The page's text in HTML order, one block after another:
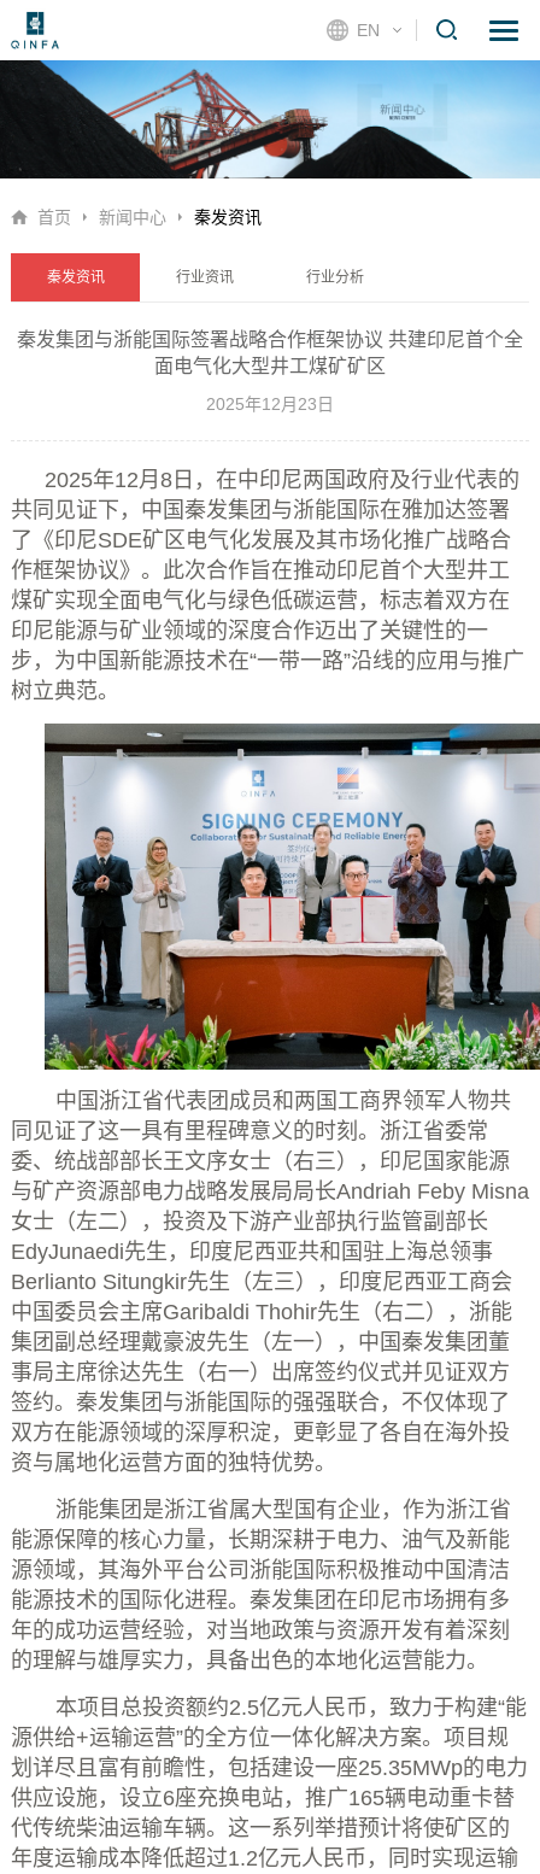
EN
首页 新闻中心 秦发资讯
秦发资讯 行业资讯 行业分析
秦发集团与浙能国际签署战略合作框架协议 共建印尼首个全
面电气化大型井工煤矿矿区
2025年12月23日
2025年12月 8日，在中印尼两国政府及行业代表的
共同见证下，中国秦发集团与浙能国际在雅加达签署
了《印尼SDE矿区电气化发展及其市场化推广战略合
作框架协议》。此次合作旨在推动印尼首个大型井工
煤矿实现全面电气化与绿色低碳运营，标志着双方在
印尼能源与矿业领域的深度合作迈出了关键性的一
步，为中国新能源技术在“一带一路”沿线的应用与推广
树立典范。
中国浙江省代表团成员和两国工商界领军人物共
同见证了这一具有里程碑意义的时刻。浙江省委常
委、统战部部长王文序女士（右三），印尼国家能源
与矿产资源部电力战略发展局局长Andriah Feby Misna
女士（左二），投资及下游产业部执行监管副部长
EdyJunaedi先生，印度尼西亚共和国驻上海总领事
Berlianto Situngkir先生（左三），印度尼西亚工商会
中国委员会主席Garibaldi Thohir先生（右二），浙能
集团副总经理戴豪波先生（左一），中国秦发集团董
事局主席徐达先生（右一）出席签约仪式并见证双方
签约。秦发集团与浙能国际的强强联合，不仅体现了
双方在能源领域的深厚积淀，更彰显了各自在海外投
资与属地化运营方面的独特优势。
浙能集团是浙江省属大型国有企业，作为浙江省
能源保障的核心力量，长期深耕于电力、油气及新能
源领域，其海外平台公司浙能国际积极推动中国清洁
能源技术的国际化进程。秦发集团在印尼市场拥有多
年的成功运营经验，对当地政策与资源开发有着深刻
的理解与雄厚实力，具备出色的本地化运营能力。
本项目总投资额约2.5亿元人民币，致力于构建“能
源供给+运输运营”的全方位一体化解决方案。项目规
划详尽且富有前瞻性，包括建设一座25.35MWp的电力
供应设施，设立6座充换电站，推广165辆电动重卡替
代传统柴油运输车辆。这一系列举措预计将使矿区的
年度运输成本降低超过1.2亿元人民币，同时实现运输